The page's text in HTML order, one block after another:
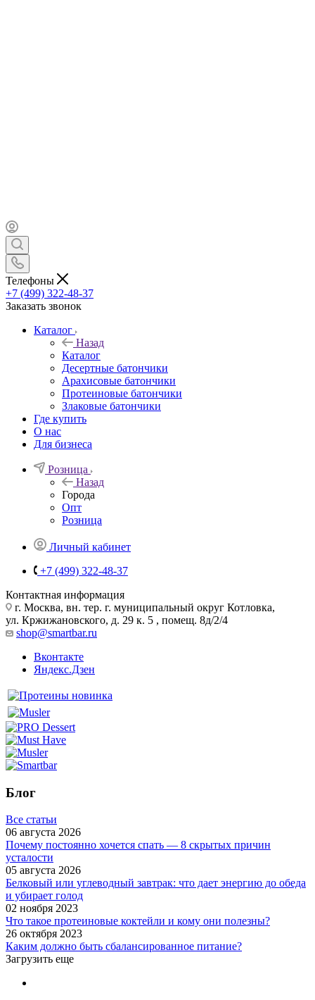
Телефоны
+7 (499) 322-48-37
Заказать звонок
Каталог
Назад
Каталог
Десертные батончики
Арахисовые батончики
Протеиновые батончики
Злаковые батончики
Где купить
О нас
Для бизнеса
Розница
Назад
Города
Опт
Розница
Личный кабинет
+7 (499) 322-48-37
Контактная информация
г. Москва, вн. тер. г. муниципальный округ Котловка,
ул. Кржижановского, д. 29 к. 5 , помещ. 8д/2/4
shop@smartbar.ru
Вконтакте
Яндекс.Дзен
Блог
Все статьи
06 августа 2026
Почему постоянно хочется спать — 8 скрытых причин
усталости
05 августа 2026
Белковый или углеводный завтрак: что дает энергию до обеда
и убирает голод
02 ноября 2023
Что такое протеиновые коктейли и кому они полезны?
26 октября 2023
Каким должно быть сбалансированное питание?
Загрузить еще